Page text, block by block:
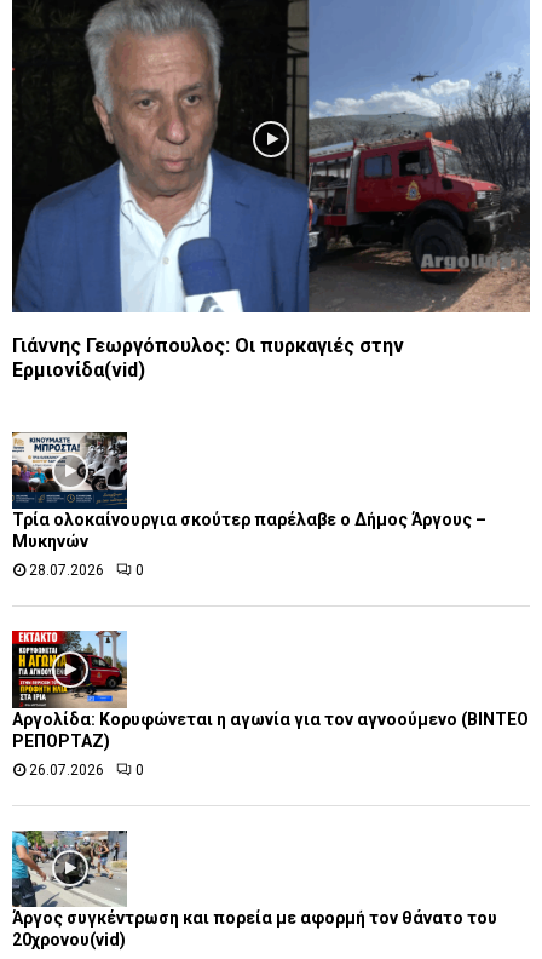
Γιάννης Γεωργόπουλος: Oι πυρκαγιές στην
Ερμιονίδα(vid)
Τρία ολοκαίνουργια σκούτερ παρέλαβε o Δήμος Άργους –
Μυκηνών
28.07.2026 0
Αργολίδα: Κορυφώνεται η αγωνία για τον αγνοούμενο (ΒΙΝΤΕΟ
ΡΕΠΟΡΤΑΖ)
26.07.2026 0
Άργος συγκέντρωση και πορεία με αφορμή τον θάνατο του
20χρονου(vid)